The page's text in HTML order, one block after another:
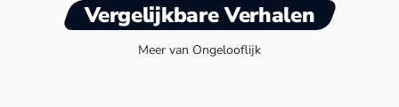
Vergelijkbare Verhalen
Meer van Ongelooflijk